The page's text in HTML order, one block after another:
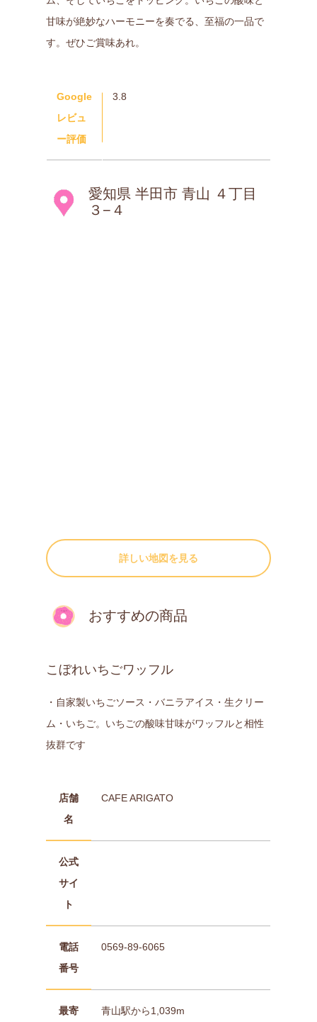
甘味が絶妙なハーモニーを奏でる、至福の一品で
す。ぜひご賞味あれ。
Google
レビュ
ー評価
3.8
愛知県 半田市 青山 ４丁目
３−４
詳しい地図を見る
おすすめの商品
こぼれいちごワッフル
・自家製いちごソース・バニラアイス・生クリー
ム・いちご。いちごの酸味甘味がワッフルと相性
抜群です
店舗
名
CAFE ARIGATO
公式
サイ
ト
電話
番号
0569-89-6065
最寄 青山駅から1,039m